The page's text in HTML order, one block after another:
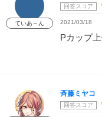
ていあ～ん
回答スコア
2021/03/18
Pカップ
斉藤ミヤコ
回答スコア